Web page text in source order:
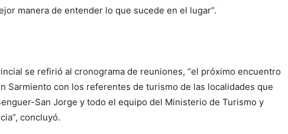
manera de entender lo que sucede en el lugar”.
se refirió al cronograma de reuniones, “el próximo encuentro
Sarmiento con los referentes de turismo de las localidades que
San Jorge y todo el equipo del Ministerio de Turismo y
concluyó.